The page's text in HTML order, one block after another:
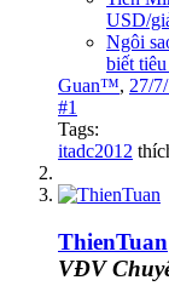
USD/
Ngôi
biết
Guan™, 27/
#1
Tags:
itadc2012
ThienTuan
VĐV